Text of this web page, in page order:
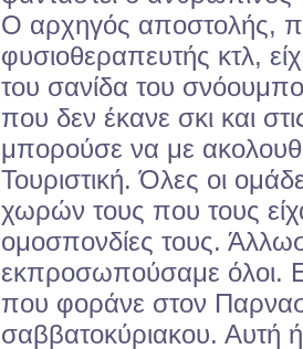
Ο αρχηγός αποστολής,
φυσιοθεραπευτής κτλ,
του σανίδα του
που δεν έκανε σκι και
μπορούσε να με
Τουριστική. Όλες οι
χωρών τους που τους
ομοσπονδίες τους.
εκπροσωπούσαμε όλοι.
που φοράνε στον
σαββατοκύριακου. Αυτή